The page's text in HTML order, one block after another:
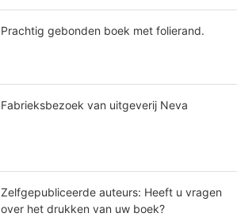
Prachtig gebonden boek met folierand.
Fabrieksbezoek van uitgeverij Neva
Zelfgepubliceerde auteurs: Heeft u vragen
over het drukken van uw boek?